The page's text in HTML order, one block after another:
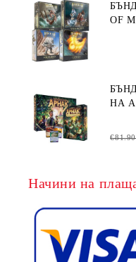
OF
НА АРНАК + ВОДАЧИ НА
Начини на